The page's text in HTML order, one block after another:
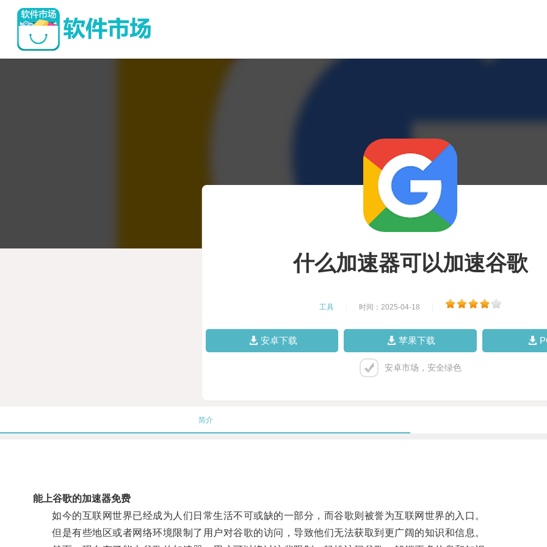
什么加速器可以加速谷歌
工具 时间：2025-04-18
安卓下载 苹果下载
安卓市场，安全绿色
简介
能上谷歌的加速器免费
如今的互联网世界已经成为人们日常生活不可或缺的一部分，而谷歌则被誉为互联网世界的入口。
但是有些地区或者网络环境限制了用户对谷歌的访问，导致他们无法获取到更广阔的知识和信息。